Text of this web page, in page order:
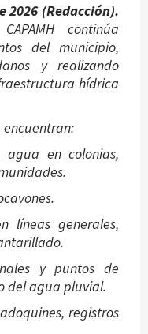
2026 (Redacción).
continúa
del municipio,
y realizando
hídrica
encuentran:
en colonias,
líneas generales,
y puntos de
del agua pluvial.
registros